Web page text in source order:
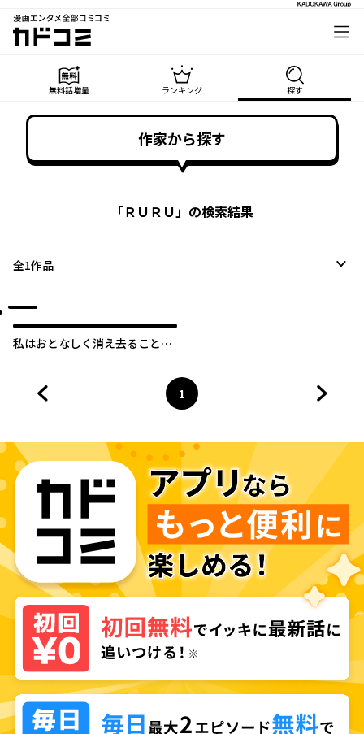
漫画エンタメ全部コミコミ
カドコミ
無料話増量 ランキング 探す
作家から探す
「ＲＵＲＵ」の検索結果
全1作品
私はおとなしく消え去ることに
ページ
1
へ